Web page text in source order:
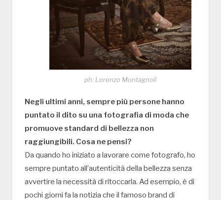
ph: Lorenzo Montagnoli
Negli ultimi anni, sempre più persone hanno
puntato il dito su una fotografia di moda che
promuove standard di bellezza non
raggiungibili. Cosa ne pensi?
Da quando ho iniziato a lavorare come fotografo, ho
sempre puntato all’autenticità della bellezza senza
avvertire la necessità di ritoccarla. Ad esempio, è di
pochi giorni fa la notizia che il famoso brand di